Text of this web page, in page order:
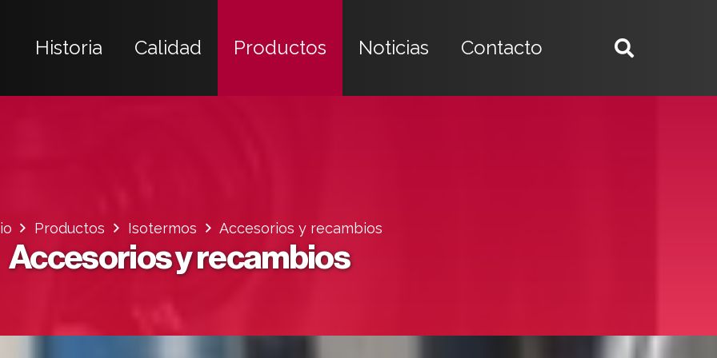
Historia Calidad Productos Noticias Contacto
Productos Isotermos Accesorios y recambios
Accesorios y recambios